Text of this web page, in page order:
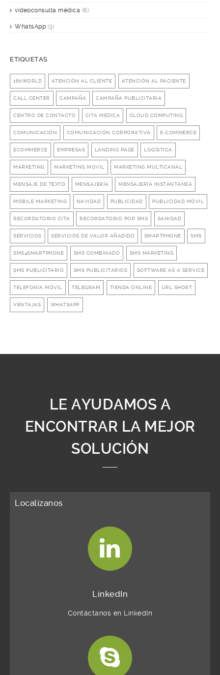
videoconsulta médica (6)
WhatsApp (3)
ETIQUETAS
160WORLD ATENCIÓN AL CLIENTE ATENCIÓN AL PACIENTE
CALL CENTER CAMPAÑA CAMPAÑA PUBLICITARIA
CENTRO DE CONTACTO CITA MÉDICA CLOUD COMPUTING
COMUNICACIÓN COMUNICACIÓN CORPORATIVA E-COMMERCE
ECOMMERCE EMPRESAS LANDING PAGE LOGÍSTICA
MARKETING MARKETING MOVIL MARKETING MULTICANAL
MENSAJE DE TEXTO MENSAJERÍA MENSAJERÍA INSTANTÁNEA
MOBILE MARKETING NAVIDAD PUBLICIDAD PUBLICIDAD MÓVIL
RECORDATORIO CITA RECORDATORIO POR SMS SANIDAD
SERVICIOS SERVICIOS DE VALOR AÑADIDO SMARTPHONE SMS
SMS4SMARTPHONE SMS COMBINADO SMS MARKETING
SMS PUBLICITARIO SMS PUBLICITARIOS SOFTWARE AS A SERVICE
TELEFONÍA MÓVIL TELEGRAM TIENDA ONLINE URL SHORT
VENTAJAS WHATSAPP
LE AYUDAMOS A
ENCONTRAR LA MEJOR
SOLUCIÓN
Localízanos
LinkedIn
Contáctanos en LinkedIn